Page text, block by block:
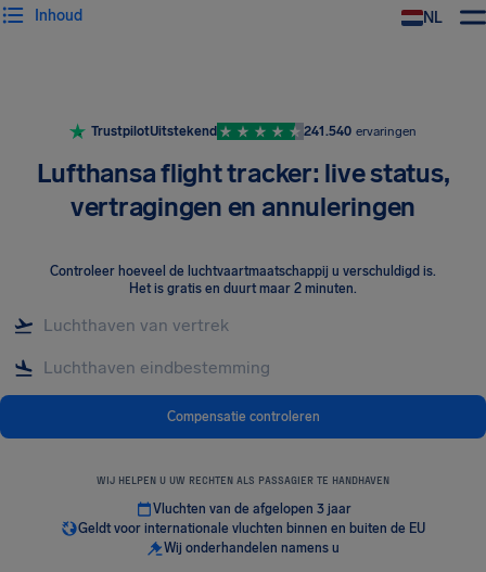
NL
Inhoud
TrustpilotUitstekend 241.540 ervaringen
Lufthansa flight tracker: live status,
vertragingen en annuleringen
Controleer hoeveel de luchtvaartmaatschappij u verschuldigd is.
Het is gratis en duurt maar 2 minuten.
Compensatie controleren
WIJ HELPEN U UW RECHTEN ALS PASSAGIER TE HANDHAVEN
Vluchten van de afgelopen 3 jaar
Geldt voor internationale vluchten binnen en buiten de EU
Wij onderhandelen namens u